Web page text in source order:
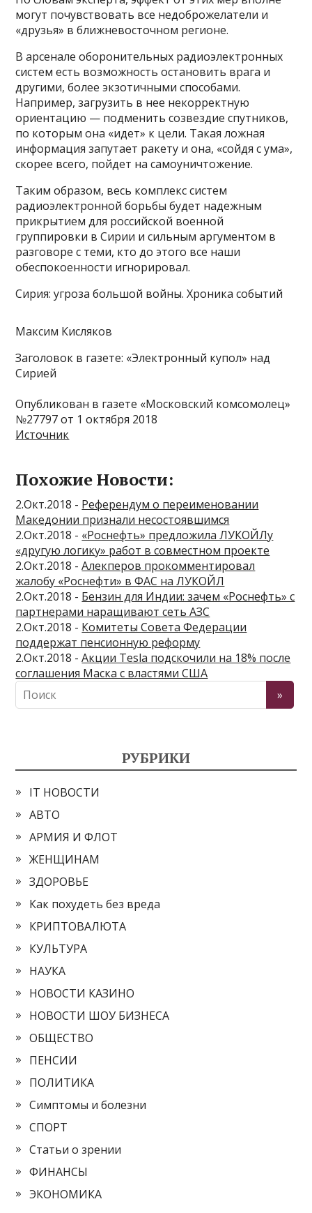
могут почувствовать все недоброжелатели и
«друзья» в ближневосточном регионе.
В арсенале оборонительных радиоэлектронных
систем есть возможность остановить врага и
другими, более экзотичными способами.
Например, загрузить в нее некорректную
ориентацию — подменить созвездие спутников,
по которым она «идет» к цели. Такая ложная
информация запутает ракету и она, «сойдя с ума»,
скорее всего, пойдет на самоуничтожение.
Таким образом, весь комплекс систем
радиоэлектронной борьбы будет надежным
прикрытием для российской военной
группировки в Сирии и сильным аргументом в
разговоре с теми, кто до этого все наши
обеспокоенности игнорировал.
Сирия: угроза большой войны. Хроника событий
Максим Кисляков
Заголовок в газете: «Электронный купол» над
Сирией
Опубликован в газете «Московский комсомолец»
№27797 от 1 октября 2018
Источник
Похожие Новости:
2.Окт.2018 - Референдум о переименовании
Македонии признали несостоявшимся
2.Окт.2018 - «Роснефть» предложила ЛУКОЙЛу
«другую логику» работ в совместном проекте
2.Окт.2018 -Алекперов прокомментировал
жалобу «Роснефти» в ФАС на ЛУКОЙЛ
2.Окт.2018 - Бензин для Индии: зачем «Роснефть» с
партнерами наращивают сеть АЗС
2.Окт.2018 - Комитеты Совета Федерации
поддержат пенсионную реформу
2.Окт.2018 -Акции Tesla подскочили на 18% после
соглашения Маска с властями США
РУБРИКИ
IT НОВОСТИ
АВТО
АРМИЯ И ФЛОТ
ЖЕНЩИНАМ
ЗДОРОВЬЕ
Как похудеть без вреда
КРИПТОВАЛЮТА
КУЛЬТУРА
НАУКА
НОВОСТИ КАЗИНО
НОВОСТИ ШОУ БИЗНЕСА
ОБЩЕСТВО
ПЕНСИИ
ПОЛИТИКА
Симптомы и болезни
СПОРТ
Статьи о зрении
ФИНАНСЫ
ЭКОНОМИКА